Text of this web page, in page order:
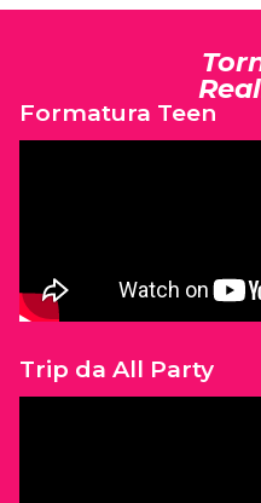
Formatura Teen
Trip da All Party